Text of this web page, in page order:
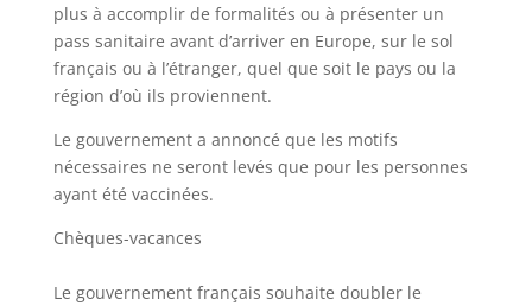
plus à accomplir de formalités ou à présenter un
pass sanitaire avant d’arriver en Europe, sur le sol
français ou à l’étranger, quel que soit le pays ou la
région d’où ils proviennent.
Le gouvernement a annoncé que les motifs
nécessaires ne seront levés que pour les personnes
ayant été vaccinées.
Chèques-vacances
Le gouvernement français souhaite doubler le